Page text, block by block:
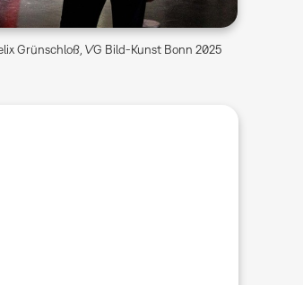
Grünschloß, VG Bild-Kunst Bonn 2025